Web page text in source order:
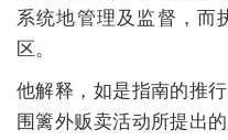
系统地管理及监督，而
区。
他解释，如是指南的推
围篱外贩卖活动所提出